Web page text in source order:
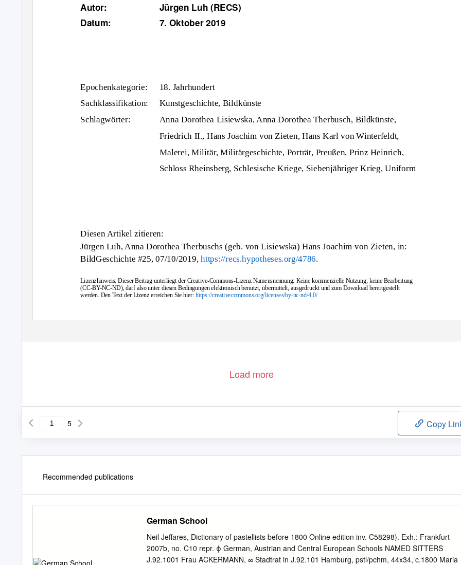
Autor:
Jürgen Luh (RECS)
7. Oktober 2019
Datum:
Epochenkategorie: 18. Jahrhundert
Sachklassifikation:
Schlagwörter:
Kunstgeschichte, Bildkünste
Anna Dorothea Lisiewska, Anna Dorothea Therbusch, Bildkünste,
Friedrich II., Hans Joachim von Zieten, Hans Karl von Winterfeldt,
Malerei, Militär, Militärgeschichte, Porträt, Preußen, Prinz Heinrich,
Schloss Rheinsberg, Schlesische Kriege, Siebenjähriger Krieg, Uniform
Diesen Artikel zitieren:
Jürgen Luh, Anna Dorothea Therbuschs (geb. von Lisiewska) Hans Joachim von Zieten, in:
BildGeschichte #25, 07/10/2019,https://recs.hypotheses.org/4786.
Lizenzhinweis: Dieser Beitrag unterliegt der Creative-Commons-Lizenz Namensnennung: Keine kommerzielle Nutzung; keine Bearbeitung
(CC-BY-NC-ND), darf also unter diesen Bedingungen elektronisch benutzt, übermittelt, ausgedruckt und zum Download bereitgestellt
werden. Den Text der Lizenz erreichen Sie hier:https://creativecommons.org/licenses/by-nc-nd/4.0/
Load more
5 Copy
Recommended publications
German School
Neil Jeffares, Dictionary of pastellists before 1800 Online edition inv. C58298). Exh.: Frankfurt
2007b, no. C10 repr. ϕ German, Austrian and Central European Schools NAMED SITTERS
J.92.1001 Frau ACKERMANN, ∞ Stadtrat in J.92.101 Hamburg, pstl/pchm, 44x34, c.1800 Maria